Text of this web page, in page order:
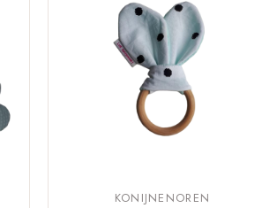
KONIJNENOREN